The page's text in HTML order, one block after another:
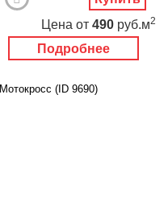
Подробнее
Цена от 490 руб.м2
Мотокросс (ID 9690)